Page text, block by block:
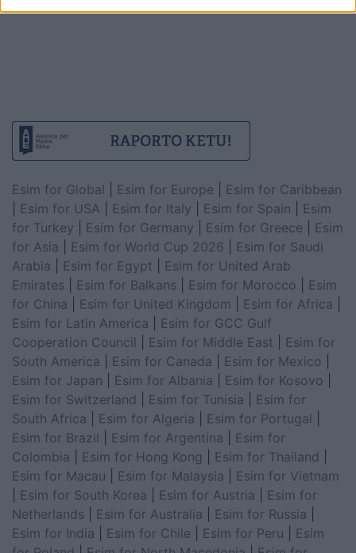
Esim for Global Esim for Europe
Esim for Caribbean
Esim for USA Esim for Italy Esim for Spain
Esim
for Turkey
Esim for Germany Esim for Greece
Esim
for Asia
Esim for World Cup 2026
Esim for Saudi
Arabia
Esim for Egypt
Esim for United Arab
Emirates
Esim for Balkans Esim for Morocco
Esim
for China
Esim for United Kingdom Esim for Africa
Esim for Latin America
Esim for GCC Gulf
Cooperation Council
Esim for Middle East
Esim for
South America
Esim for Canada Esim for Mexico
Esim for Japan
Esim for Albania Esim for Kosovo
Esim for Switzerland
Esim for Tunisia
Esim for
South Africa
Esim for Algeria Esim for Portugal
Esim for Brazil
Esim for Argentina
Esim for
Colombia
Esim for Hong Kong Esim for Thailand
Esim for Macau
Esim for Malaysia
Esim for Vietnam
Esim for South Korea Esim for Austria
Esim for
Netherlands
Esim for Australia Esim for Russia
Esim for India
Esim for Chile Esim for Peru
Esim